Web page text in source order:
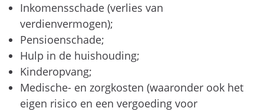
Inkomensschade (verlies van
verdienvermogen);
Pensioenschade;
Hulp in de huishouding;
Kinderopvang;
Medische- en zorgkosten (waaronder ook het
eigen risico en een vergoeding voor